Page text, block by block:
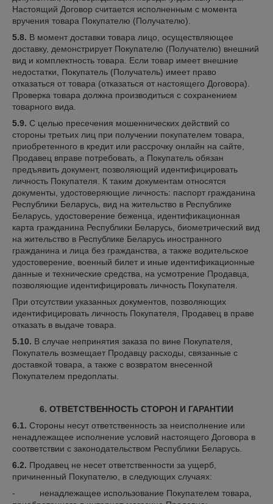
Настоящий Договор считается исполненным с момента
вручения товара Покупателю (Получателю).
5.8. В момент доставки товара лицо, осуществляющее
доставку, демонстрирует Покупателю (Получателю) внешний
вид и комплектность товара. Если товар имеет внешние
недостатки, Покупатель (Получатель) имеет право
отказаться от товара (отказаться от настоящего Договора).
Проверка товара должна производиться с сохранением
товарного вида.
5.9. С целью пресечения мошеннических действий со
стороны третьих лиц при получении покупателем товара,
приобретенного в кредит или рассрочку онлайн на сайте,
Продавец вправе потребовать, а Покупатель обязан
предъявить документ, позволяющий идентифицировать
личность Покупателя. К таким документам относятся
документы, удостоверяющие личность: паспорт гражданина
Республики Беларусь, вид на жительство в Республике
Беларусь, удостоверение беженца, идентификационная
карта гражданина Республики Беларусь, биометрический вид
на жительство в Республике Беларусь иностранного
гражданина и лица без гражданства, а также водительское
удостоверение, военный билет и иные идентификационные
данные и технические средства, на усмотрение Продавца,
позволяющие идентифицировать личность Покупателя.
При отсутствии указанных документов, позволяющих
идентифицировать личность Покупателя, Продавец в праве
отказать в выдаче товара.
5.10. В случае непринятия заказа по вине Покупателя,
Покупатель возмещает Продавцу расходы, связанные с
доставкой товара, а также с возвратом внесенной
Покупателем предоплаты.
6. ОТВЕТСТВЕННОСТЬ СТОРОН И ГАРАНТИИ
6.1. Стороны несут ответственность за неисполнение или
ненадлежащее исполнение условий настоящего Договора в
соответствии с законодательством Республики Беларусь.
6.2. Продавец не несет ответственности за ущерб,
причиненный Покупателю, в следующих случаях:
- ненадлежащее использование Покупателем товара,